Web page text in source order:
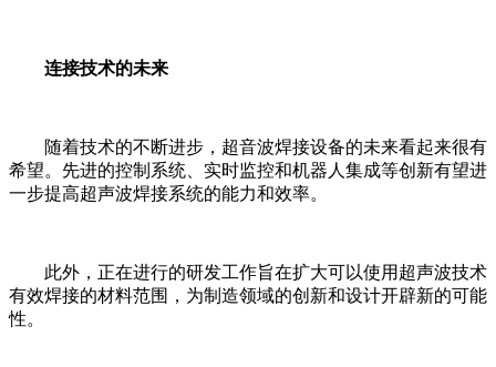
连接技术的未来
随着技术的不断进步，超音波焊接设备的未来看起来很有
希望。先进的控制系统、实时监控和机器人集成等创新有望进
一步提高超声波焊接系统的能力和效率。
此外，正在进行的研发工作旨在扩大可以使用超声波技术
有效焊接的材料范围，为制造领域的创新和设计开辟新的可能
性。